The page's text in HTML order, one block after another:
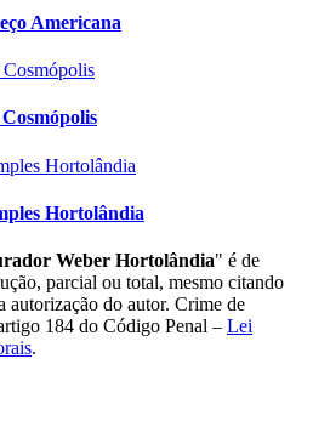
Americana
Hortolândia
Weber Hortolândia" é de
parcial ou total, mesmo citando
autorização do autor. Crime de
184 do Código Penal – Lei
.